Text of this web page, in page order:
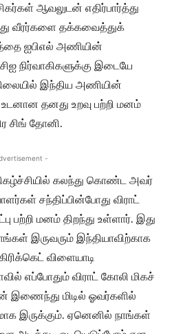
ஆவலுடன் எதிர்பார்த்து
வீரர்களை தக்கவைத்துக்
ஐபிஎல் அணியின்
நிர்வாகிகளுக்கு இடையே
இந்திய அணியின்
உடனான தனது உறவு பற்றி மனம்
சிங் தோனி.
-
கலந்து கொண்ட அவர்
சந்திப்பின்போது விராட்
பற்றி மனம் திறந்து உள்ளார். இது
இருவரும் இந்தியாவிற்காக
விளையாடி
எப்போதும் விராட் கோலி மிகச்
இணைந்து மிடில் ஓவர்களில்
இருக்கும். ஏனெனில் நாங்கள்